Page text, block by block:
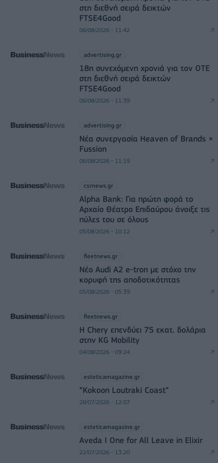
στη διεθνή σειρά δεικτών
FTSE4Good
06/08/2026 - 11:42
advertising.gr
18η συνεχόμενη χρονιά για τον ΟΤΕ
στη διεθνή σειρά δεικτών
FTSE4Good
06/08/2026 - 11:39
advertising.gr
Νέα συνεργασία Heaven of Brands ×
Fussion
06/08/2026 - 11:19
csrnews.gr
Alpha Bank: Για πρώτη φορά το
Αρχαίο Θέατρο Επιδαύρου άνοιξε τις
πύλες του σε όλους
05/08/2026 - 10:12
fleetnews.gr
Νέο Audi A2 e-tron με στόχο την
κορυφή της αποδοτικότητας
05/08/2026 - 05:39
fleetnews.gr
Η Chery επενδύει 75 εκατ. δολάρια
στην KG Mobility
04/08/2026 - 09:24
esteticamagazine.gr
“Kokoon Loutraki Coast”
28/07/2026 - 12:07
esteticamagazine.gr
Aveda I One for All Leave in Elixir
22/07/2026 - 13:20